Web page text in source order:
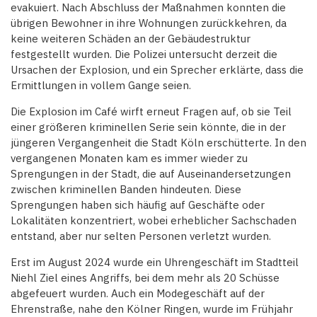
evakuiert. Nach Abschluss der Maßnahmen konnten die
übrigen Bewohner in ihre Wohnungen zurückkehren, da
keine weiteren Schäden an der Gebäudestruktur
festgestellt wurden. Die Polizei untersucht derzeit die
Ursachen der Explosion, und ein Sprecher erklärte, dass die
Ermittlungen in vollem Gange seien.
Die Explosion im Café wirft erneut Fragen auf, ob sie Teil
einer größeren kriminellen Serie sein könnte, die in der
jüngeren Vergangenheit die Stadt Köln erschütterte. In den
vergangenen Monaten kam es immer wieder zu
Sprengungen in der Stadt, die auf Auseinandersetzungen
zwischen kriminellen Banden hindeuten. Diese
Sprengungen haben sich häufig auf Geschäfte oder
Lokalitäten konzentriert, wobei erheblicher Sachschaden
entstand, aber nur selten Personen verletzt wurden.
Erst im August 2024 wurde ein Uhrengeschäft im Stadtteil
Niehl Ziel eines Angriffs, bei dem mehr als 20 Schüsse
abgefeuert wurden. Auch ein Modegeschäft auf der
Ehrenstraße, nahe den Kölner Ringen, wurde im Frühjahr